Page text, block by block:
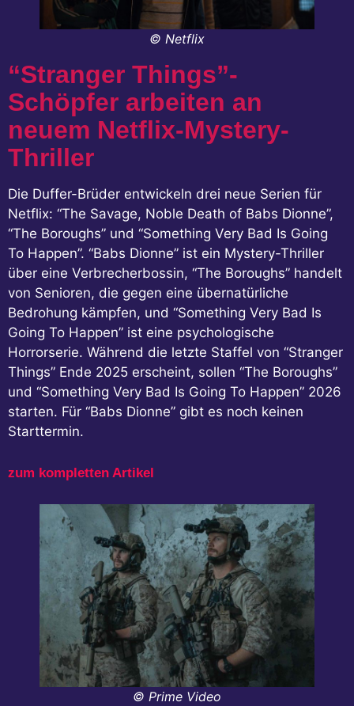
© Netflix
“Stranger Things”-
Schöpfer arbeiten an
neuem Netflix-Mystery-
Thriller
Die Duffer-Brüder entwickeln drei neue Serien für
Netflix: “The Savage, Noble Death of Babs Dionne”,
“The Boroughs” und “Something Very Bad Is Going
To Happen”. “Babs Dionne” ist ein Mystery-Thriller
über eine Verbrecherbossin, “The Boroughs” handelt
von Senioren, die gegen eine übernatürliche
Bedrohung kämpfen, und “Something Very Bad Is
Going To Happen” ist eine psychologische
Horrorserie. Während die letzte Staffel von “Stranger
Things” Ende 2025 erscheint, sollen “The Boroughs”
und “Something Very Bad Is Going To Happen” 2026
starten. Für “Babs Dionne” gibt es noch keinen
Starttermin.
zum kompletten Artikel
© Prime Video